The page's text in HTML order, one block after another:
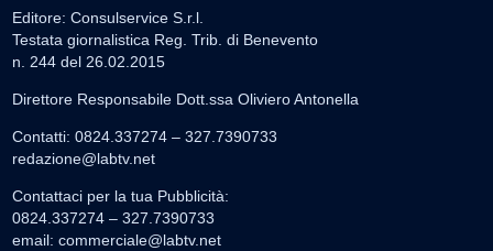
Editore: Consulservice S.r.l.
Testata giornalistica Reg. Trib. di Benevento
n. 244 del 26.02.2015
Direttore Responsabile Dott.ssa Oliviero Antonella
Contatti: 0824.337274 – 327.7390733
redazione@labtv.net
Contattaci per la tua Pubblicità:
0824.337274 – 327.7390733
email: commerciale@labtv.net